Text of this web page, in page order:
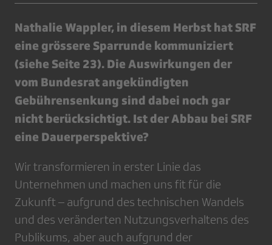
Nathalie Wappler, in diesem Herbst hat SRF
eine grössere Sparrunde kommuniziert
(siehe Seite 23). Die Auswirkungen der
vom Bundesrat angekündigten
Gebührensenkung sind dabei noch gar
nicht berücksichtigt. Ist der Abbau bei SRF
eine Dauerperspektive?
Wir transformieren in erster Linie das
Unternehmen und machen uns fit für die
Zukunft – aufgrund des technischen Wandels
und des veränderten Nutzungsverhaltens des
Publikums, aber auch aufgrund der